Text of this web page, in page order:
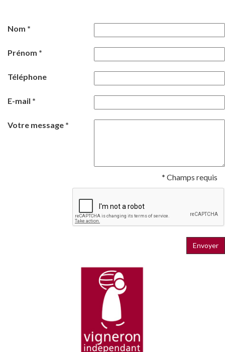
Nom *
Prénom *
Téléphone
E-mail *
Votre message *
* Champs requis